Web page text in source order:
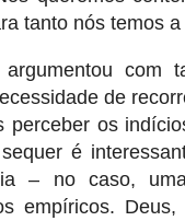
tanto nós temos
argumentou com
de
perceber os
é
– no caso,
empíricos.